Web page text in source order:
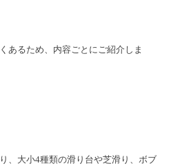
あるため、内容ごとにご紹介しま
、大小4種類の滑り台や芝滑り、ボブ